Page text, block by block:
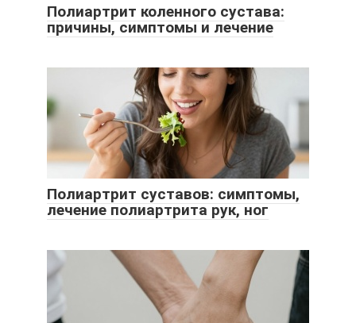
Полиартрит коленного сустава:
причины, симптомы и лечение
Полиартрит суставов: симптомы,
лечение полиартрита рук, ног